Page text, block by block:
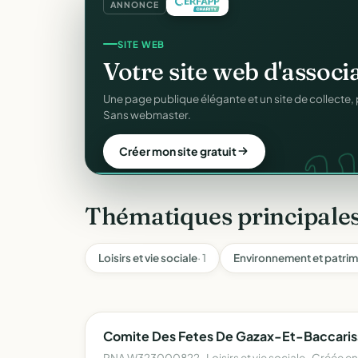
ANNONCE
GESTION D'ASSOCIATION
Gérez votre
Membres, dons, événements, reçus — tout votre
sans rien payer.
Créer mon compte gratuit
SITE WEB
Votre site web
Une page publique élégante et un site de collecte,
Sans webmaster.
Créer mon site gratuit
Thématiques
Loisirs et vie sociale· 1 Environnement et
Comite Des Fetes De Gazax-Et-